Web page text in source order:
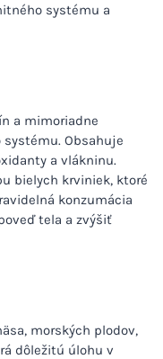
systému a
a mimoriadne
Obsahuje
a vlákninu.
bielych krviniek, ktoré
konzumácia
tela a zvýšiť
morských plodov,
dôležitú úlohu v